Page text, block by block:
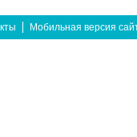
Мобильная версия